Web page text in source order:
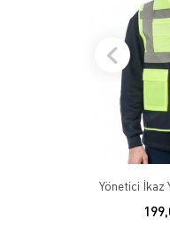
Yönetici İkaz